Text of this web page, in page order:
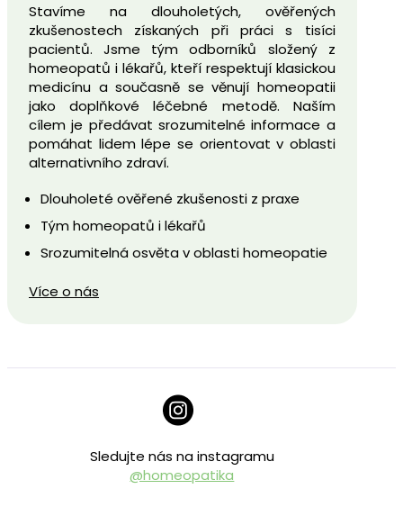
Stavíme na dlouholetých, ověřených
zkušenostech získaných při práci s tisíci
pacientů. Jsme tým odborníků složený z
homeopatů i lékařů, kteří respektují klasickou
medicínu a současně se věnují homeopatii
jako doplňkové léčebné metodě. Naším
cílem je předávat srozumitelné informace a
pomáhat lidem lépe se orientovat v oblasti
alternativního zdraví.
Dlouholeté ověřené zkušenosti z praxe
Tým homeopatů i lékařů
Srozumitelná osvěta v oblasti homeopatie
Více o nás
Sledujte nás na instagramu
@homeopatika